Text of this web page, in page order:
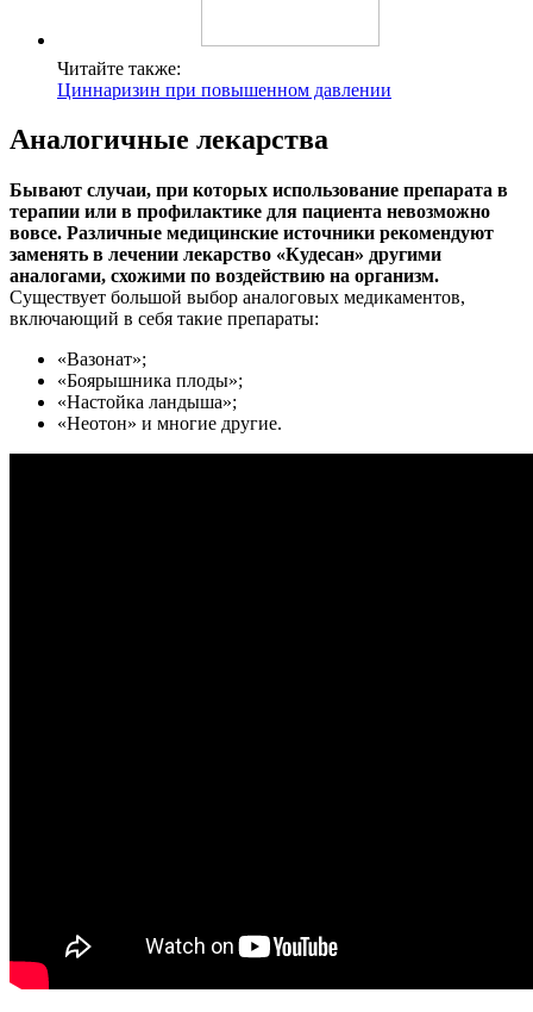
Читайте также:
Циннаризин при повышенном давлении
Аналогичные лекарства
Бывают случаи, при которых использование препарата в
терапии или в профилактике для пациента невозможно
вовсе. Различные медицинские источники рекомендуют
заменять в лечении лекарство «Кудесан» другими
аналогами, схожими по воздействию на организм.
Существует большой выбор аналоговых медикаментов,
включающий в себя такие препараты:
«Вазонат»;
«Боярышника плоды»;
«Настойка ландыша»;
«Неотон» и многие другие.